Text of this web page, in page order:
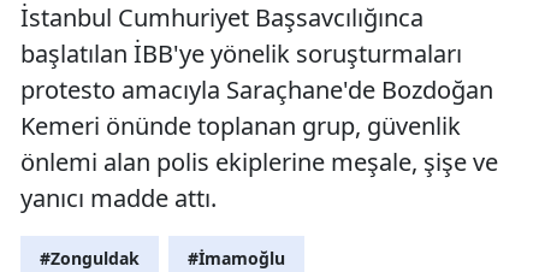
İstanbul Cumhuriyet Başsavcılığınca
başlatılan İBB'ye yönelik soruşturmaları
protesto amacıyla Saraçhane'de Bozdoğan
Kemeri önünde toplanan grup, güvenlik
önlemi alan polis ekiplerine meşale, şişe ve
yanıcı madde attı.
#Zonguldak #İmamoğlu